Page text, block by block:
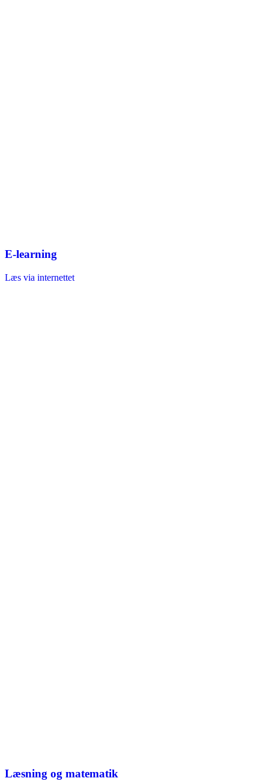
E-learning
Læs via internettet
Læsning og matematik